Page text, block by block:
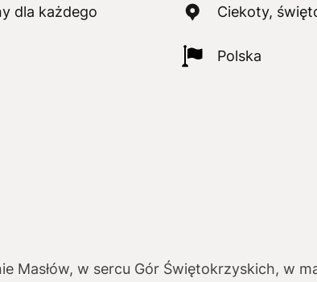
dla każdego Ciekoty,
Polska
Masłów, w sercu Gór Świętokrzyskich, w